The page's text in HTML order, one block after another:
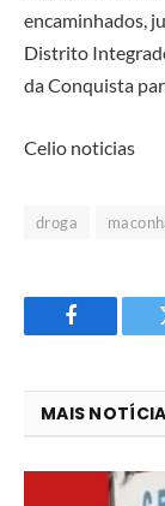
encaminhados,
Distrito
da Conquista
Celio noticias
droga
Facebook
MAIS